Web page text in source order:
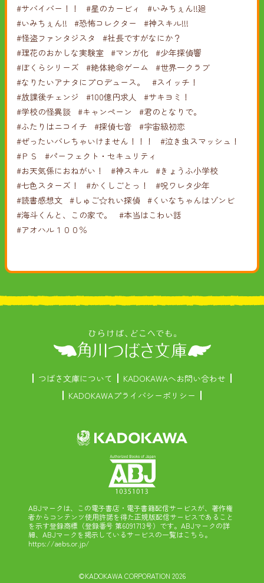
#サバイバー！！
#星のカービィ
#いみちぇん!!廻
#いみちぇん!!
#恐怖コレクター
#神スキル!!!
#怪盗ファンタジスタ
#社長ですがなにか？
#理花のおかしな実験室 #マンガ化 #少年探偵響
#ぼくらシリーズ
#絶体絶命ゲーム
#世界一クラブ
#なりたいアナタにプロデュース。
#スイッチ！
#放課後チェンジ
#100億円求人
#サキヨミ！
#学校の怪異談 #キャンペーン
#君のとなりで。
#ふたりはニコイチ
#探偵七音
#宇宙級初恋
#ぜったいバレちゃいけません！！！
#泣き虫スマッシュ！
#ＰＳ
#パーフェクト・セキュリティ
#お天気係におねがい！
#神スキル #きょうふ小学校
#七色スターズ！
#かくしごとっ！
#呪ワレタ少年
#読書感想文
#しゅご☆れい探偵 #くいなちゃんはゾンビ
#海斗くんと、この家で。
#本当はこわい話
#アオハル１００％
つばさ文庫について
KADOKAWAへお問い合わせ
KADOKAWAプライバシーポリシー
ABJマークは、この電子書店・電子書籍配信サービスが、著作権
者からコンテンツ使用許諾を得た正規版配信サービスであること
を示す登録商標（登録番号 第6091713号）です。ABJマークの詳
細、ABJマークを掲示しているサービスの一覧はこちら。
https://aebs.or.jp/
©KADOKAWA CORPORATION 2026